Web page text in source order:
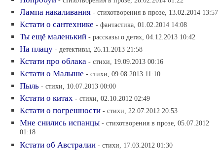
Лампа накаливания - стихотворения в прозе, 13.02.2014 13:57
Кстати о сантехнике - фантастика, 01.02.2014 14:08
Ты ещё маленький - рассказы о детях, 04.12.2013 10:42
На плацу - детективы, 26.11.2013 21:58
Кстати про облака - стихи, 19.09.2013 00:16
Кстати о Малыше - стихи, 09.08.2013 11:10
Пыль - стихи, 10.07.2013 00:00
Кстати о китах - стихи, 02.10.2012 02:49
Кстати о погрешности - стихи, 22.07.2012 20:53
Мне снились испанцы - стихотворения в прозе, 05.07.2012
01:18
Кстати об Австралии - стихи, 17.03.2012 01:30